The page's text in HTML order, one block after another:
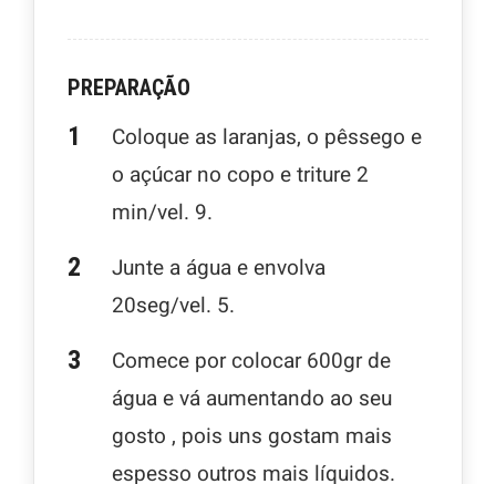
PREPARAÇÃO
Coloque as laranjas, o pêssego e
o açúcar no copo e triture 2
min/vel. 9.
Junte a água e envolva
20seg/vel. 5.
Comece por colocar 600gr de
água e vá aumentando ao seu
gosto , pois uns gostam mais
espesso outros mais líquidos.